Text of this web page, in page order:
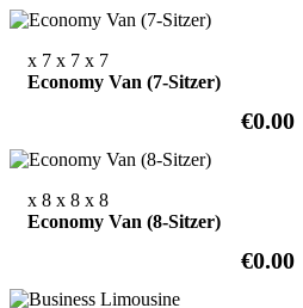
x 7 x 7 x 7
Economy Van (7-Sitzer)
€0.00
x 8 x 8 x 8
Economy Van (8-Sitzer)
€0.00